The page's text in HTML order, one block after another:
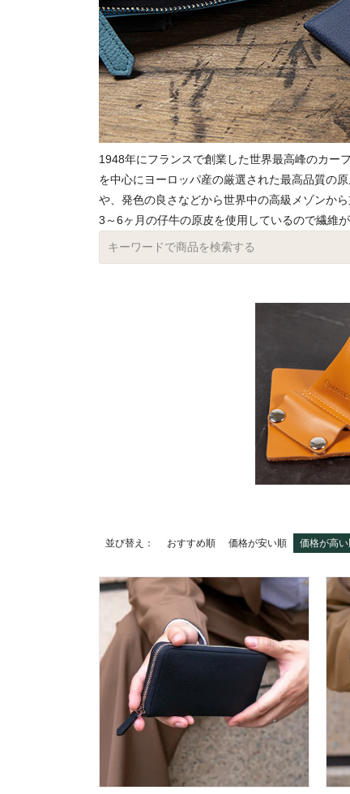
1948年にフランスで創業した世界最高峰のカー
を中心にヨーロッパ産の厳選された最高品質の
や、発色の良さなどから世界中の高級メゾンか
3～6ヶ月の仔牛の原皮を使用しているので繊維
並び替え おすすめ順 価格が安い順 価格が高